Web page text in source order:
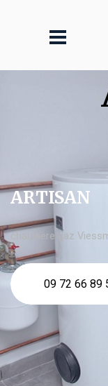
ARTISAN
chaudière gaz
09 72 66 89